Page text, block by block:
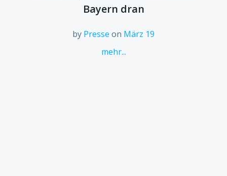
Bayern dran
by Presse on März 19
mehr...